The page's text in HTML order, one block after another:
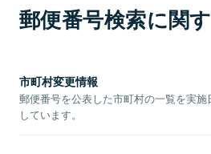
郵便番号検索に関
市町村変更情報
郵便番号を公表した市町村の一覧を実
しています。